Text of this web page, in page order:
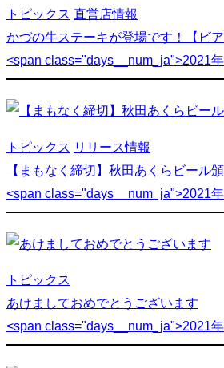
トピックス 直営店情報
かづの牛ステーキが登場です！【ビア
<span class="days__num_ja">2021
トピックス リリース情報
【まもなく締切】秋田あくらビール
<span class="days__num_ja">2021
トピックス
あけましておめでとうございます
<span class="days__num_ja">2021